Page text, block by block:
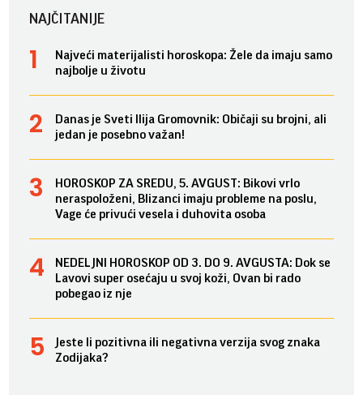
NAJČITANIJE
Najveći materijalisti horoskopa: Žele da imaju samo
najbolje u životu
Danas je Sveti Ilija Gromovnik: Običaji su brojni, ali
jedan je posebno važan!
HOROSKOP ZA SREDU, 5. AVGUST: Bikovi vrlo
neraspoloženi, Blizanci imaju probleme na poslu,
Vage će privući vesela i duhovita osoba
NEDELJNI HOROSKOP OD 3. DO 9. AVGUSTA: Dok se
Lavovi super osećaju u svoj koži, Ovan bi rado
pobegao iz nje
Jeste li pozitivna ili negativna verzija svog znaka
Zodijaka?